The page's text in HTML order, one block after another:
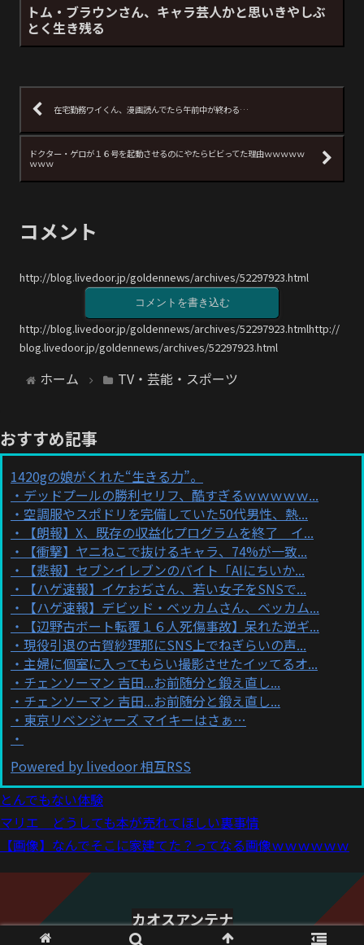
トム・ブラウンさん、キャラ芸人かと思いきやしぶ
とく生き残る
在宅勤務ワイくん、漫画読んでたら午前中が終わる…
ドクター・ゲロが１６号を起動させるのにやたらビビってた理由ｗｗｗｗｗ
ｗｗｗ
コメント
http://blog.livedoor.jp/goldennews/archives/52297923.html
コメントを書き込む
http://blog.livedoor.jp/goldennews/archives/52297923.htmlhttp://
blog.livedoor.jp/goldennews/archives/52297923.html
ホーム TV・芸能・スポーツ
おすすめ記事
1420gの娘がくれた“生きる力”。
デッドプールの勝利セリフ、酷すぎるｗｗｗｗｗ...
空調服やスポドリを完備していた50代男性、熱...
【朗報】X、既存の収益化プログラムを終了 イ...
【衝撃】ヤニねこで抜けるキャラ、74%が一致...
【悲報】セブンイレブンのバイト「AIにちいか...
【ハゲ速報】イケおぢさん、若い女子をSNSで...
【ハゲ速報】デビッド・ベッカムさん、ベッカム...
【辺野古ボート転覆１６人死傷事故】呆れた逆ギ...
現役引退の古賀紗理那にSNS上でねぎらいの声...
主婦に個室に入ってもらい撮影させたイッてるオ...
チェンソーマン 吉田...お前随分と鍛え直し...
チェンソーマン 吉田...お前随分と鍛え直し...
東京リベンジャーズ マイキーはさぁ…
Powered by livedoor 相互RSS
とんでもない体験
マリエ どうしても本が売れてほしい裏事情
【画像】なんでそこに家建てた？ってなる画像ｗｗｗｗｗｗ
カオスアンテナ